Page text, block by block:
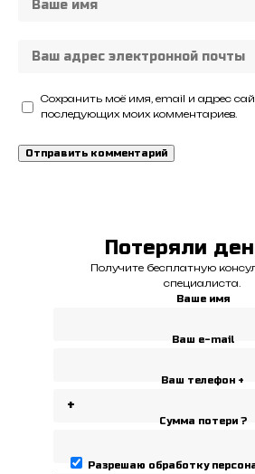
Сохранить моё имя, email и адрес
последующих моих комментариев.
Потеряли
Получите бесплатную
специалиста.
Ваше имя
Ваш e-mail
Ваш телефон +
Сумма потери ?
Разрешаю обработку